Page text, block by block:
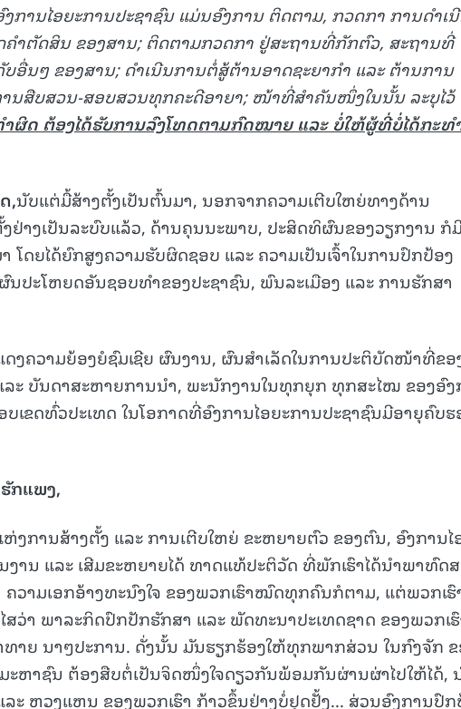
ການໄອຍະການປະຊາຊົນ ແມ່ນອົງການ ຕິດຕາມ, ກວດກາ ການດໍາເ
າຕັດສິນ ຂອງສານ; ຕິດຕາມກວດກາ ຢູ່ສະຖານທີ່ກັກຕົວ, ສະຖານທີ່
ອື່ນໆ ຂອງສານ; ດໍາເນີນການຕໍ່ສູ້ຕ້ານອາດຊະຍາກໍາ ແລະ ຕ້ານການ
ນສືບສວນ-ສອບສວນທຸກຄະດີອາຍາ; ໜ້າທີ່ສໍາຄັນໜຶ່ງໃນນັ້ນ ລະບຸໄວ້
ຜິດ ຕ້ອງໄດ້ຮັບການລົງໂທດຕາມກົດໝາຍ ແລະ ບໍ່ໃຫ້ຜູ້ທີ່ບໍ່ໄດ້ກະທໍ
,ນັບແຕ່ມື້ສ້າງຕັ້ງເປັນຕົ້ນມາ, ນອກຈາກຄວາມເຕີບໃຫຍ່ທາງດ້ານ
ຢ່າງເປັນລະບົບແລ້ວ, ດ້ານຄຸນນະພາບ, ປະສິດທິຜົນຂອງວຽກງານ ກໍ
ໂດຍໄດ້ຍົກສູງຄວາມຮັບຜິດຊອບ ແລະ ຄວາມເປັນເຈົ້າໃນການປົກປ້ອງ
ປະໂຫຍດອັນຊອບທຳຂອງປະຊາຊົນ, ພົນລະເມືອງ ແລະ ການຮັກສາ
ດງຄວາມຍ້ອງຍໍຊົມເຊີຍ ຜົນງານ, ຜົນສຳເລັດໃນການປະຕິບັດໜ້າທີ່ຂອ
ລະ ບັນດາສະຫາຍການນຳ, ພະນັກງານໃນທຸກຍຸກ ທຸກສະໄໝ ຂອງອົງ
ເຂດທົ່ວປະເທດ ໃນໂອກາດທີ່ອົງການໄອຍະການປະຊາຊົນມີອາຍຸຄົບຮ
ກແພງ,
ຫ່ງການສ້າງຕັ້ງ ແລະ ການເຕີບໃຫຍ່ ຂະຫຍາຍຕົວ ຂອງຕົນ, ອົງການໄ
ງານ ແລະ ເສີມຂະຫຍາຍໄດ້ ທາດແທ້ປະຕິວັດ ທີ່ພັກເຮົາໄດ້ນໍາພາທົດ
ຄວາມເອກອ້າງທະນົງໃຈ ຂອງພວກເຮົາໝົດທຸກຄົນກໍຕາມ, ແຕ່ພວກເຮົ
ວ່າ ພາລະກິດປົກປັກຮັກສາ ແລະ ພັດທະນາປະເທດຊາດ ຂອງພວກເຮົ
າຍ ນາໆປະການ. ດັ່ງນັ້ນ ມັນຮຽກຮ້ອງໃຫ້ທຸກພາກສ່ວນ ໃນກົງຈັກ
ຫາຊົນ ຕ້ອງສືບຕໍ່ເປັນຈິດໜຶ່ງໃຈດຽວກັນພ້ອມກັນຜ່ານຜ່າໄປໃຫ້ໄດ້,
ລະ ຫວງແຫນ ຂອງພວກເຮົາ ກ້າວຂຶ້ນຢ່າງບໍ່ຢຸດຢັ້ງ... ສ່ວນອົງການປົກ